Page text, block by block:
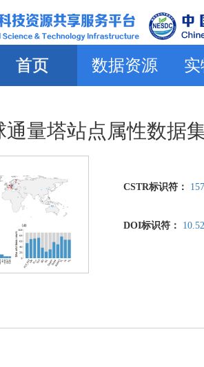
首页 数据资源
通量塔站点属性数据
CSTR标识符：
DOI标识符：